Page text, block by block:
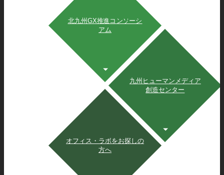
北九州GX推進コンソーシ
アム
九州ヒューマンメディア
創造センター
オフィス・ラボをお探しの
方へ